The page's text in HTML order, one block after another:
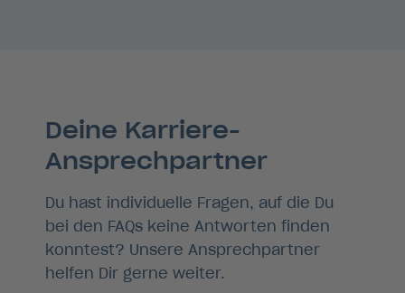
Deine Karriere-
Ansprechpartner
Du hast individuelle Fragen, auf die Du
bei den FAQs keine Antworten finden
konntest? Unsere Ansprechpartner
helfen Dir gerne weiter.